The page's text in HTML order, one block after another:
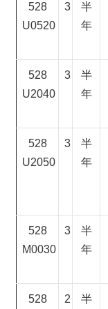
528
U0520
3
半
年
528
U2040
3
半
年
528
U2050
3
半
年
528
M0030
3
半
年
528
2
半